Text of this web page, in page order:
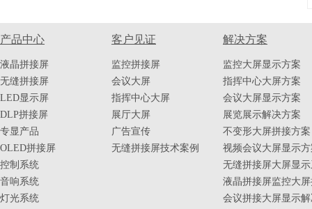
产品中心
液晶拼接屏
无缝拼接屏
LED显示屏
DLP拼接屏
专显产品
OLED拼接屏
控制系统
音响系统
灯光系统
客户见证
监控拼接屏
会议大屏
指挥中心大屏
展厅大屏
广告宣传
无缝拼接屏技术案例
解决方案
监控大屏显示方案
指挥中心大屏方案
会议大屏显示方案
展览展示解决方案
不变形大屏拼接方案
视频会议大屏显示
无缝拼接屏大屏显
液晶拼接屏监控大
会议拼接大屏显示